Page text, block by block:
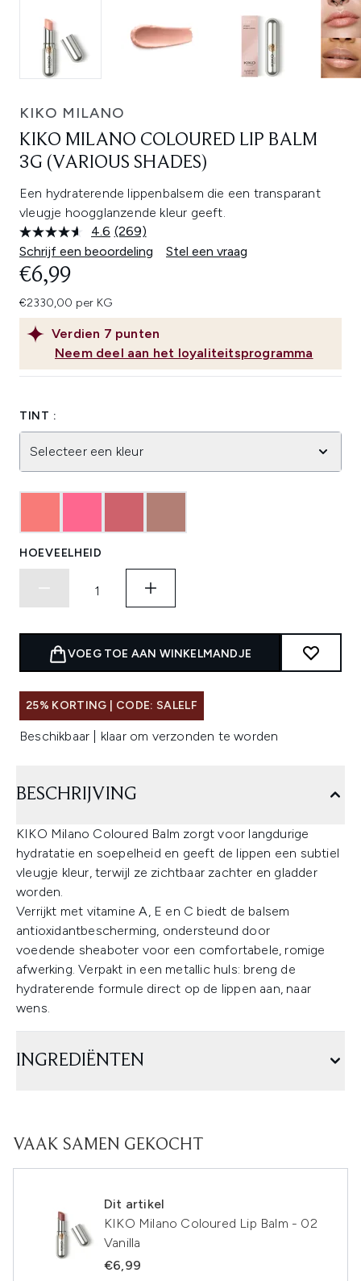
KIKO MILANO
KIKO MILANO COLOURED LIP BALM
3G (VARIOUS SHADES)
Een hydraterende lippenbalsem die een transparant
vleugje hoogglanzende kleur geeft.
4.6 Lees
269
beoordelingen.
(269)
Schrijf een beoordeling
Stel een vraag
Verdien 7 punten
Neem deel aan het loyaliteitsprogramma
€6,99
€2330,00 per KG
TINT :
Selecteer een kleur
HOEVEELHEID
VOEG TOE AAN WINKELMANDJE
25% KORTING | CODE: SALELF
Beschikbaar | klaar om verzonden te worden
BESCHRIJVING
KIKO Milano Coloured Balm zorgt voor langdurige
hydratatie en soepelheid en geeft de lippen een subtiel
vleugje kleur, terwijl ze zichtbaar zachter en gladder
worden.
Verrijkt met vitamine A, E en C biedt de balsem
antioxidantbescherming, ondersteund door
voedende sheaboter voor een comfortabele, romige
afwerking. Verpakt in een metallic huls: breng de
hydraterende formule direct op de lippen aan, naar
wens.
INGREDIËNTEN
VAAK SAMEN GEKOCHT
Dit artikel
KIKO Milano Coloured Lip Balm - 02
Vanilla
€6,99